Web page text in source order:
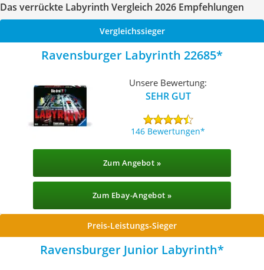
Das verrückte Labyrinth Vergleich 2026 Empfehlungen
Vergleichssieger
Ravensburger Labyrinth 22685
Unsere Bewertung:
SEHR GUT
146 Bewertungen
Zum Angebot »
Zum Ebay-Angebot »
Preis-Leistungs-Sieger
Ravensburger Junior Labyrinth